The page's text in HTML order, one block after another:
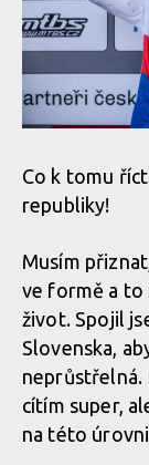
Co k tomu
republiky!
Musím
ve formě a to
život. Spojil
Slovenska,
neprůstřelná.
cítím super,
na této